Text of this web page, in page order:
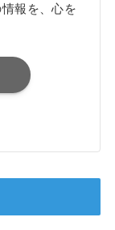
報を、心を